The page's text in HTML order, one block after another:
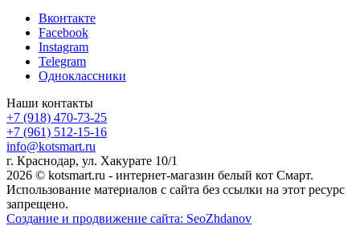
Вконтакте
Facebook
Instagram
Telegram
Одноклассники
Наши контакты
+7 (918) 470-73-25
+7 (961) 512-15-16
info@kotsmart.ru
г. Краснодар, ул. Хакурате 10/1
2026 © kotsmart.ru - интернет-магазин белый кот Смарт.
Использование материалов с сайта без ссылки на этот ресурс
запрещено.
Создание и продвижение сайта: SeoZhdanov